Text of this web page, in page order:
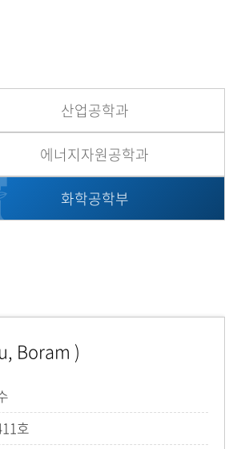
산업공학과
에너지자원공학과
화학공학부
Boram )
호